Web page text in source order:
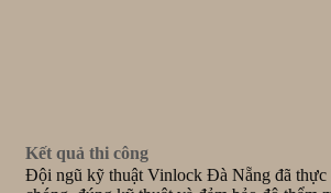
Kết quả thi công
Đội ngũ kỹ thuật Vinlock Đà Nẵng đã thực